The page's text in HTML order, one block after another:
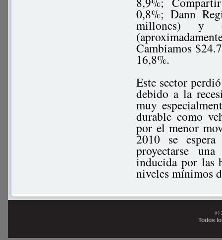
0,8%; Dann
millones) y
Cambiamos
16,8%.
Este sector
debido a la
muy
durable como
por el menor
2010 se
proyectarse
inducida por las
niveles mínimos
©
Todos